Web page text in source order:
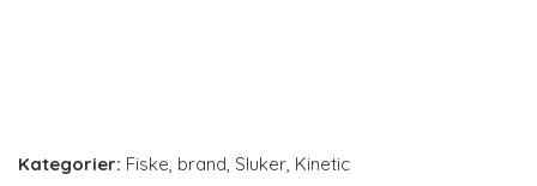
Kategorier: Fiske, brand, Sluker, Kinetic